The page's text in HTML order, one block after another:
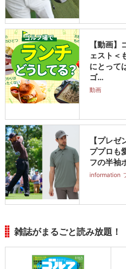
【動画
ェスト＜
にとって
ゴ…
動画
【プレ
ププロも
フの半袖
information
雑誌がまるごと読み放題！